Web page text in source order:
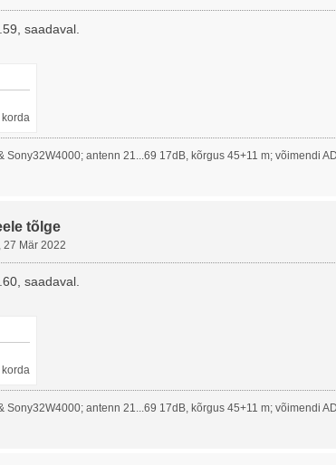
saadaval.
Sony32W4000; antenn 21...69 17dB, kõrgus 45+11 m; võimendi
tõlge
27 Mär 2022
saadaval.
Sony32W4000; antenn 21...69 17dB, kõrgus 45+11 m; võimendi